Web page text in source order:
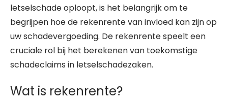
letselschade oploopt, is het belangrijk om te
begrijpen hoe de rekenrente van invloed kan zijn op
uw schadevergoeding. De rekenrente speelt een
cruciale rol bij het berekenen van toekomstige
schadeclaims in letselschadezaken.
Wat is rekenrente?